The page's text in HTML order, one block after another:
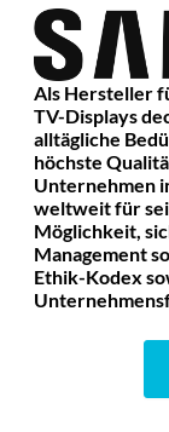
Als Hersteller
TV-Displays
alltägliche
höchste
Unternehmen
weltweit für
Möglichkeit,
Management
Ethik-Kodex